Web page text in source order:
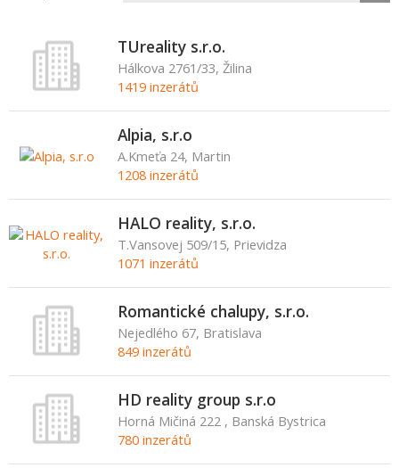
TUreality s.r.o.
Hálkova 2761/33, Žilina
1419 inzerátů
Alpia, s.r.o
A.Kmeťa 24, Martin
1208 inzerátů
HALO reality, s.r.o.
T.Vansovej 509/15, Prievidza
1071 inzerátů
Romantické chalupy, s.r.o.
Nejedlého 67, Bratislava
849 inzerátů
HD reality group s.r.o
Horná Mičiná 222 , Banská Bystrica
780 inzerátů